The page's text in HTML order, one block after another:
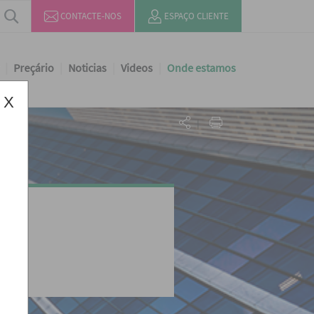
CONTACTE-NOS ESPAÇO CLIENTE
Preçário Noticias Videos Onde estamos
X